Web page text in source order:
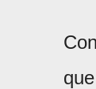
que